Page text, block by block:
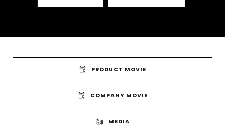
PRODUCT MOVIE
COMPANY MOVIE
MEDIA